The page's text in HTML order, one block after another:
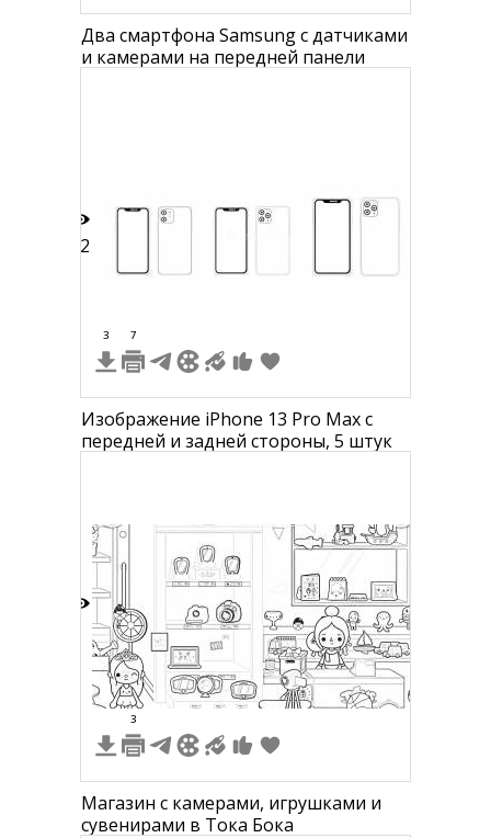
Два смартфона Samsung с датчиками
и камерами на передней панели
12
3 7
Изображение iPhone 13 Pro Max с
передней и задней стороны, 5 штук
3
Магазин с камерами, игрушками и
сувенирами в Тока Бока